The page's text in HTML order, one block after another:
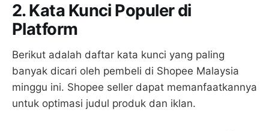
2. Kata Kunci Populer di
Platform
Berikut adalah daftar kata kunci yang paling
banyak dicari oleh pembeli di Shopee Malaysia
minggu ini. Shopee seller dapat memanfaatkannya
untuk optimasi judul produk dan iklan.